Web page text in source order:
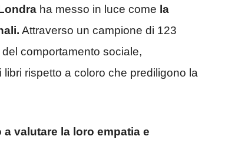
ha messo in luce come la
Attraverso un campione di 123
comportamento sociale,
rispetto a coloro che prediligono la
valutare la loro empatia e